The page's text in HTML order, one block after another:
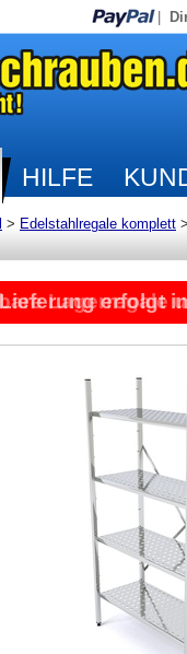
HILFE
> Edelstahlregale komplett
Lagerregale
Lieferung erfolgt